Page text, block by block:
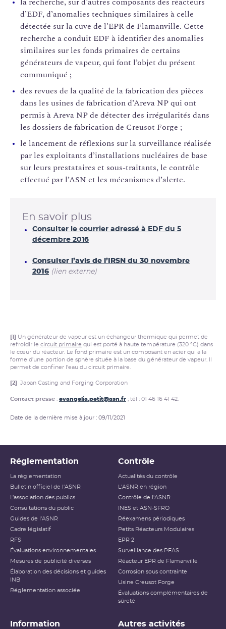
d’EDF, d’anomalies techniques similaires à celle
détectée sur la cuve de l’EPR de Flamanville. Cette
recherche a conduit EDF à identifier des anomalies
similaires sur les fonds primaires de certains
générateurs de vapeur, qui font l’objet du présent
communiqué ;
des revues de la qualité de la fabrication des pièces
dans les usines de fabrication d’Areva NP qui ont
permis à Areva NP de détecter des irrégularités dans
les dossiers de fabrication de Creusot Forge ;
le lancement de réflexions sur la surveillance réalisée
par les exploitants d’installations nucléaires de base
sur leurs prestataires et sous-traitants, le contrôle
effectué par l’ASN et les mécanismes d’alerte.
En savoir plus
Consulter le courrier adressé à EDF du 5
décembre 2016
Consulter l’avis de l’IRSN du 30 novembre
2016 (lien externe)
[1] Un générateur de vapeur est un échangeur thermique qui permet de
refroidir le circuit primaire qui est porté à haute température (320 °C) dans
le cœur du réacteur. Le fond primaire est un composant en acier qui a la
forme d’une portion de sphère située à la base du générateur de vapeur. Il
permet de confiner l’eau du circuit primaire.
[2] Japan Casting and Forging Corporation
Contact presse : evangelia.petit@asn.fr ; tél : 01 46 16 41 42.
Date de la dernière mise à jour : 09/11/2021
Réglementation
La réglementation
Bulletin officiel de l'ASNR
L’association des publics
Consultations du public
Guides de l'ASNR
Cadre législatif
RFS
Évaluations environnementales
Mesures de publicité diverses
Élaboration des décisions et guides
INB
Réglementation associée
Contrôle
Actualités du contrôle
L'ASNR en région
Contrôle de l'ASNR
INES et ASN-SFRO
Réexamens périodiques
Petits Réacteurs Modulaires
EPR 2
Surveillance des PFAS
Réacteur EPR de Flamanville
Corrosion sous contrainte
Usine Creusot Forge
Évaluations complémentaires de
sûreté
Information Autres activités